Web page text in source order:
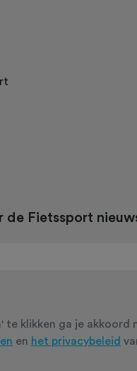
de Fietssport
te klikken ga je akkoord
en het privacybeleid